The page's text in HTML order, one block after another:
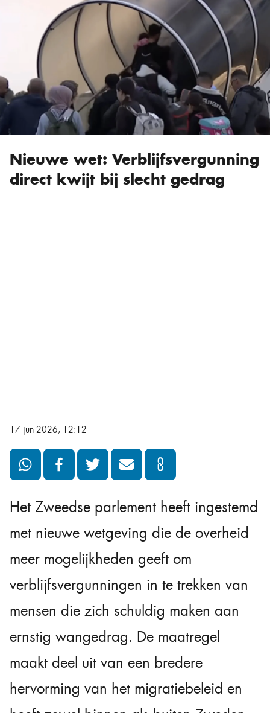
Nieuwe wet: Verblijfsvergunning
direct kwijt bij slecht gedrag
17 jun 2026, 12:12
Het Zweedse parlement heeft ingestemd
met nieuwe wetgeving die de overheid
meer mogelijkheden geeft om
verblijfsvergunningen in te trekken van
mensen die zich schuldig maken aan
ernstig wangedrag. De maatregel
maakt deel uit van een bredere
hervorming van het migratiebeleid en